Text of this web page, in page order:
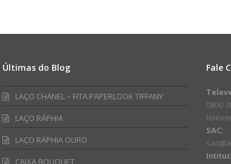
Últimas do Blog
LAÇO CHANEL – FITA PAPERLOOK TIFFANY
LAÇO RÁPHIA
LAÇO RÁPHIA OURO
CAIXA BOUQUET
Fale
0800
SAC: